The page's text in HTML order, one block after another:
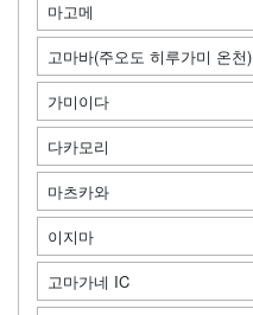
마고메
고마바(주오도 히루가미 온천)
가미이다
다카모리
마츠카와
이지마
고마가네 IC